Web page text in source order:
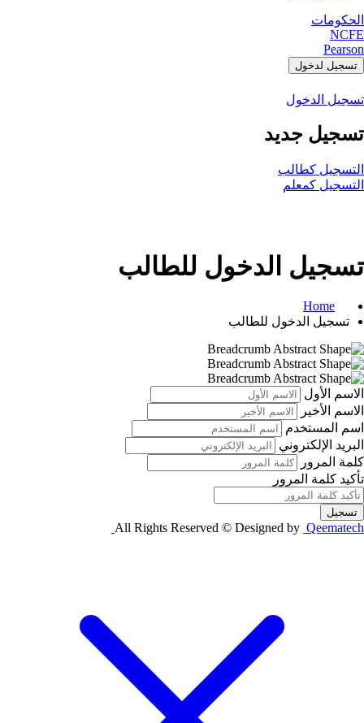
الحكومات
NCFE
Pearson
تسجيل لدخول
تسجيل الدخول
تسجيل جديد
التسجيل كطالب
التسجيل كمعلم
تسجيل الدخول للطالب
Home
تسجيل الدخول للطالب
الاسم الأول
الاسم الأخير
اسم المستخدم
البريد الإلكتروني
كلمة المرور
تأكيد كلمة المرور
تسجيل
All Rights Reserved © Designed by Qeematech